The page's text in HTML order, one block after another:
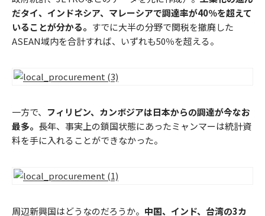
だタイ、インドネシア、マレーシアで調達率が40％を超えて
いることが分かる。 すでに大半の分野で関税を撤廃した
ASEAN域内を合計すれば、いずれも50％を超える。
一方で、 フィリピン、カンボジアは日本からの調達が今なお
最多。 長年、事実上の鎖国状態にあったミャンマーは統計資
料を手に入れることができなかった。
周辺新興国はどうなのだろうか。 中国、インド、台湾の3カ